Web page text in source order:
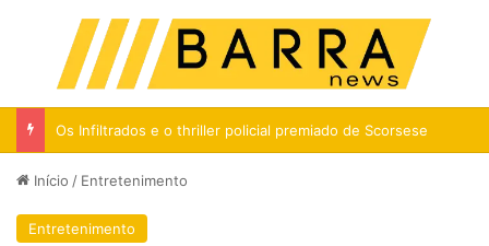
Menu
Os Infiltrados e o thriller policial premiado de Scorsese
Início / Entretenimento
Entretenimento